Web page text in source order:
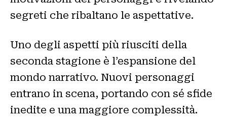
segreti che ribaltano le aspettative.
Uno degli aspetti più riusciti della
seconda stagione è l’espansione del
mondo narrativo. Nuovi personaggi
entrano in scena, portando con sé sfide
inedite e una maggiore complessità.